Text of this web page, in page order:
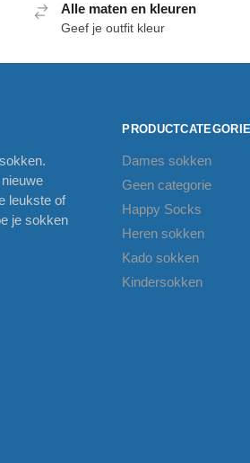
Alle maten en kleuren
Geef je outfit kleur
leukste of
je sokken
Dames sokken
Geen categorie
Happy Socks
Heren sokken
Kado sokken
Kindersokken